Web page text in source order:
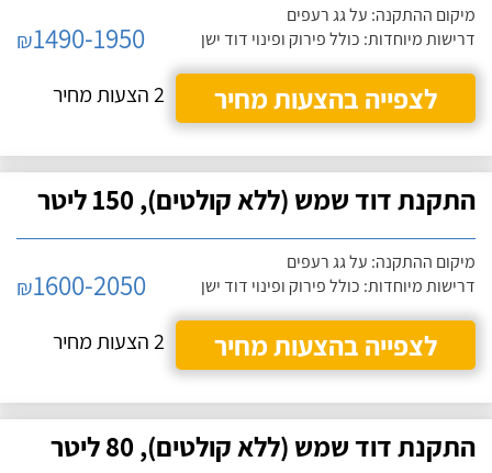
מיקום ההתקנה: על גג רעפים
דרישות מיוחדות: כולל פירוק ופינוי דוד ישן
₪1490-1950
לצפייה בהצעות מחיר
2 הצעות מחיר
התקנת דוד שמש (ללא קולטים), 150 ליטר
מיקום ההתקנה: על גג רעפים
דרישות מיוחדות: כולל פירוק ופינוי דוד ישן
₪1600-2050
לצפייה בהצעות מחיר
2 הצעות מחיר
התקנת דוד שמש (ללא קולטים), 80 ליטר